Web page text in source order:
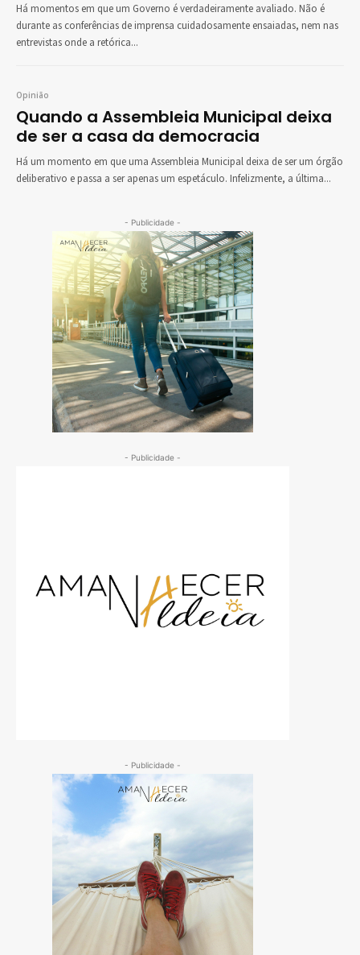
Há momentos em que um Governo é verdadeiramente avaliado. Não é
durante as conferências de imprensa cuidadosamente ensaiadas, nem nas
entrevistas onde a retórica...
Opinião
Quando a Assembleia Municipal deixa
de ser a casa da democracia
Há um momento em que uma Assembleia Municipal deixa de ser um órgão
deliberativo e passa a ser apenas um espetáculo. Infelizmente, a última...
- Publicidade -
- Publicidade -
- Publicidade -